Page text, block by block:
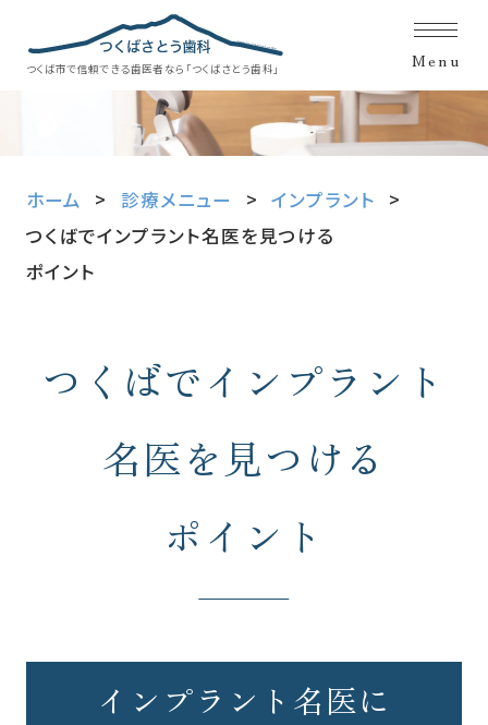
つくば市で信頼できる歯医者なら「つくばさとう歯科」 Menu
ホーム 診療メニュー
インプラント
つくばでインプラント名医を見つける
ポイント
つくばでインプラント
名医を見つける
ポイント
インプラント名医に